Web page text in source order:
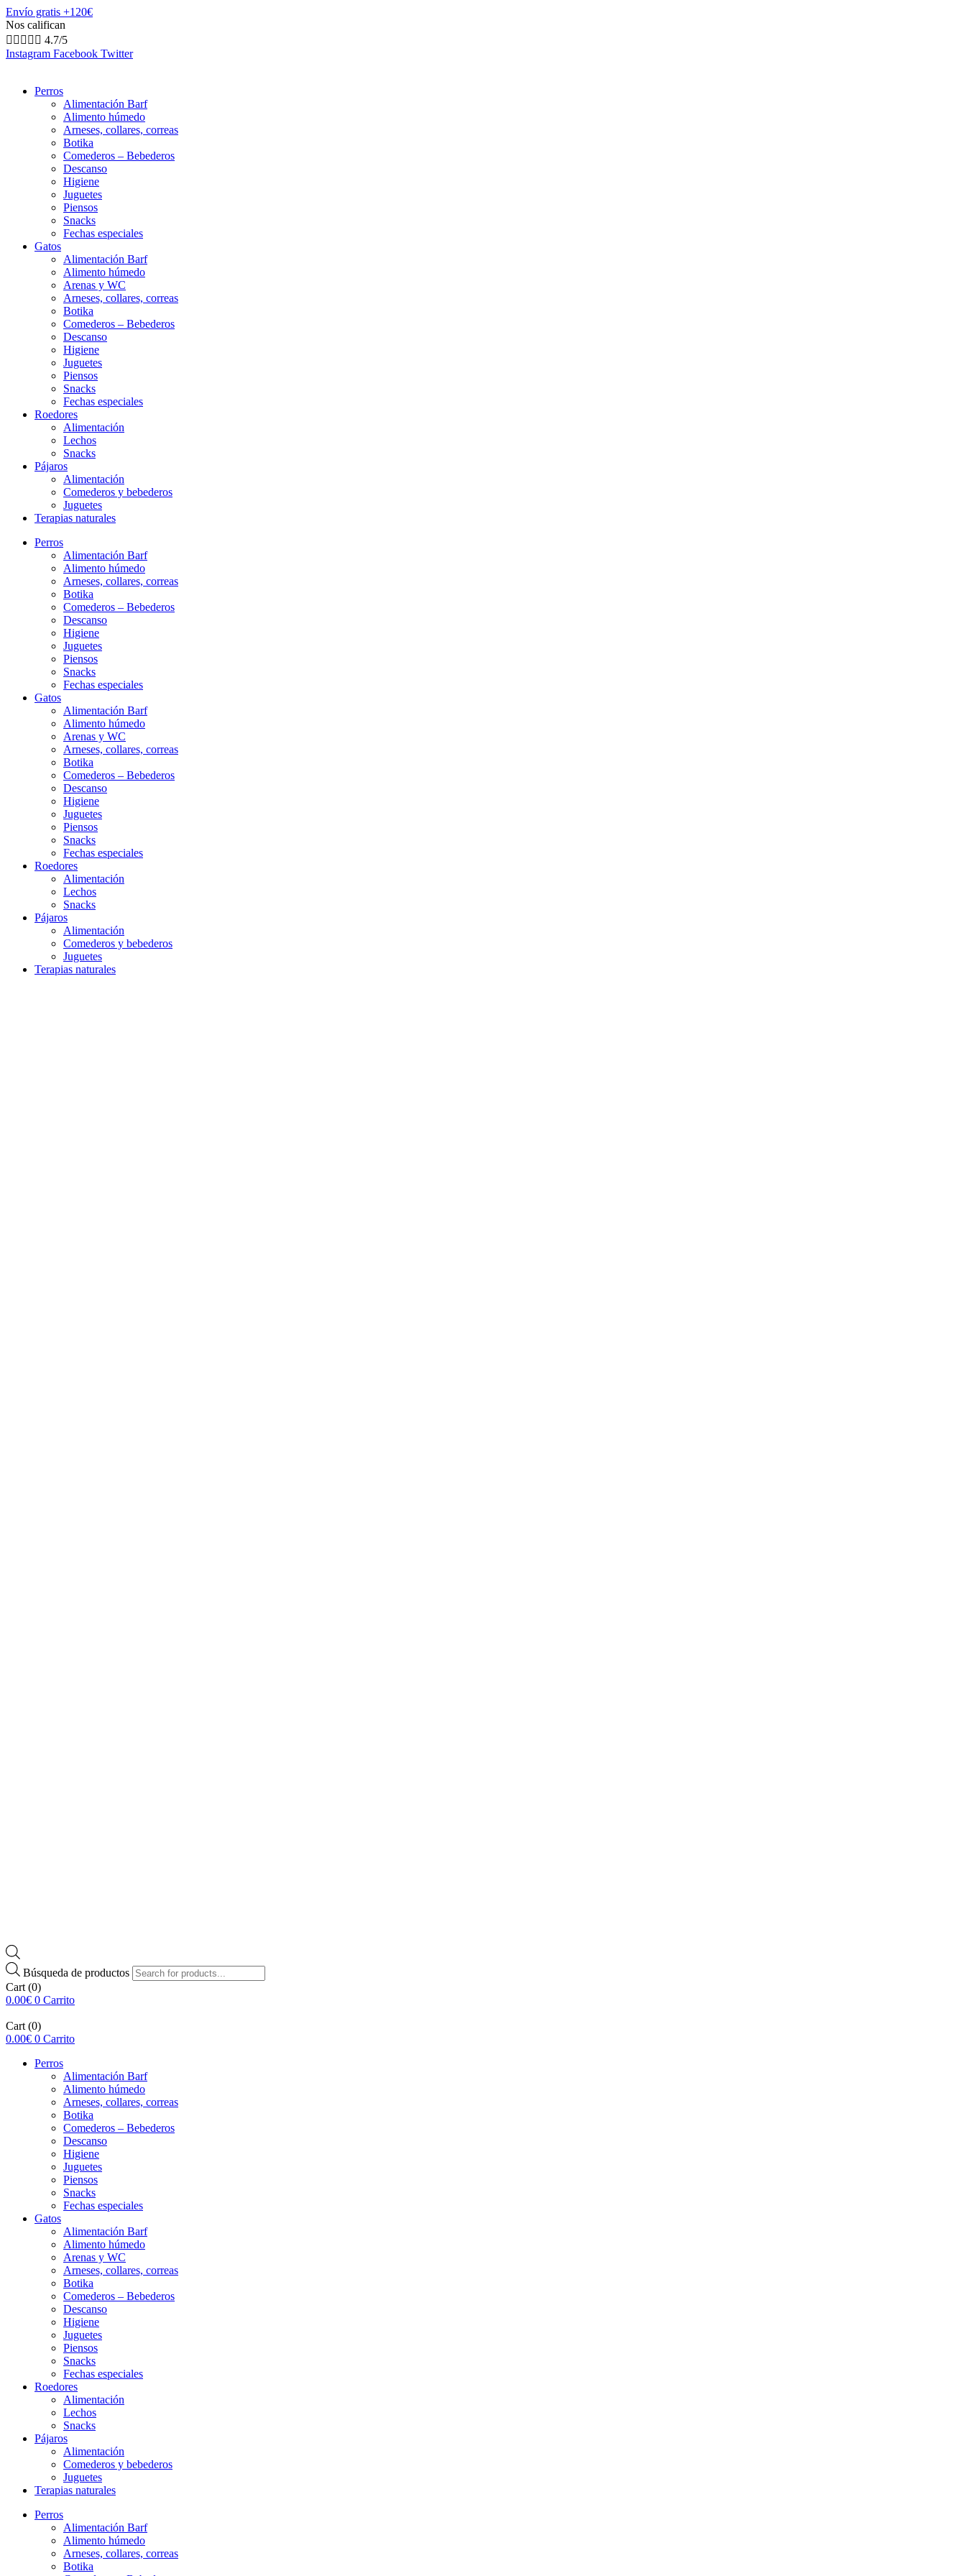
Envío gratis +120€
Nos califican
     4.7/5
Instagram Facebook Twitter
Perros
Alimentación Barf
Alimento húmedo
Arneses, collares, correas
Botika
Comederos – Bebederos
Descanso
Higiene
Juguetes
Piensos
Snacks
Fechas especiales
Gatos
Alimentación Barf
Alimento húmedo
Arenas y WC
Arneses, collares, correas
Botika
Comederos – Bebederos
Descanso
Higiene
Juguetes
Piensos
Snacks
Fechas especiales
Roedores
Alimentación
Lechos
Snacks
Pájaros
Alimentación
Comederos y bebederos
Juguetes
Terapias naturales
Perros
Alimentación Barf
Alimento húmedo
Arneses, collares, correas
Botika
Comederos – Bebederos
Descanso
Higiene
Juguetes
Piensos
Snacks
Fechas especiales
Gatos
Alimentación Barf
Alimento húmedo
Arenas y WC
Arneses, collares, correas
Botika
Comederos – Bebederos
Descanso
Higiene
Juguetes
Piensos
Snacks
Fechas especiales
Roedores
Alimentación
Lechos
Snacks
Pájaros
Alimentación
Comederos y bebederos
Juguetes
Terapias naturales
Búsqueda de productos
Cart (0)
0.00€ 0 Carrito
Cart (0)
0.00€ 0 Carrito
Perros
Alimentación Barf
Alimento húmedo
Arneses, collares, correas
Botika
Comederos – Bebederos
Descanso
Higiene
Juguetes
Piensos
Snacks
Fechas especiales
Gatos
Alimentación Barf
Alimento húmedo
Arenas y WC
Arneses, collares, correas
Botika
Comederos – Bebederos
Descanso
Higiene
Juguetes
Piensos
Snacks
Fechas especiales
Roedores
Alimentación
Lechos
Snacks
Pájaros
Alimentación
Comederos y bebederos
Juguetes
Terapias naturales
Perros
Alimentación Barf
Alimento húmedo
Arneses, collares, correas
Botika